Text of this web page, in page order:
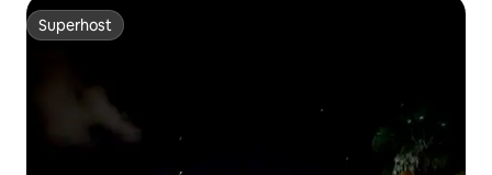
Superhost
Superhost